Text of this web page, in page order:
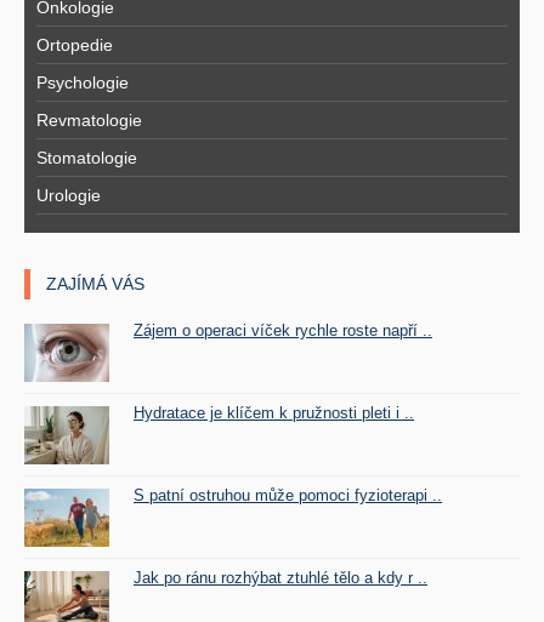
Onkologie
Ortopedie
Psychologie
Revmatologie
Stomatologie
Urologie
ZAJÍMÁ VÁS
Zájem o operaci víček rychle roste napří ..
Hydratace je klíčem k pružnosti pleti i ..
S patní ostruhou může pomoci fyzioterapi ..
Jak po ránu rozhýbat ztuhlé tělo a kdy r ..